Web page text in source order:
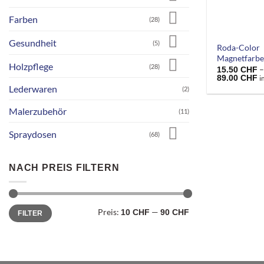
Farben (28)
Gesundheit (5)
Holzpflege (28)
Lederwaren (2)
Malerzubehör (11)
Spraydosen (68)
NACH PREIS FILTERN
Min.
Preis
Max.
PreisFILTER Preis: 10 CHF — 90 CHF
Roda-Color
Magnetfarbe
15.50CHF –
89.00CHF